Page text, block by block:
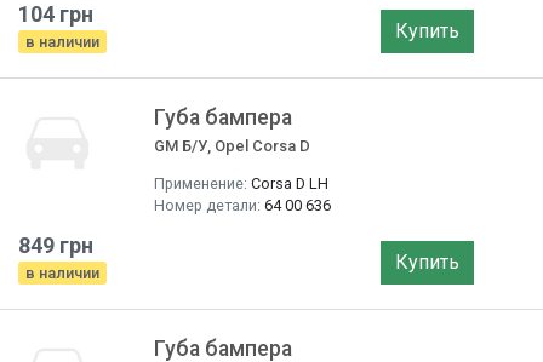
104 грн
в наличии Купить
Губа бампера
GM Б/У, Opel Corsa D
Применение: Corsa D LH
Номер детали: 64 00 636
849 грн
в наличии Купить
Губа бампера